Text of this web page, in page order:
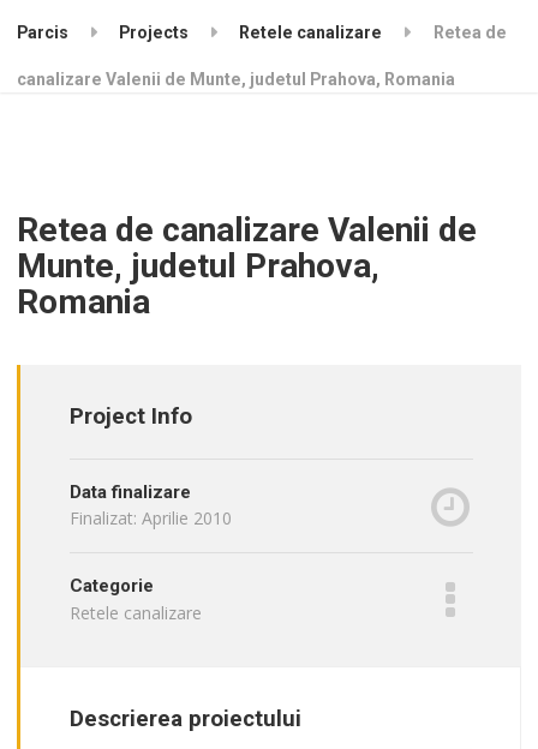
Parcis Projects Retele canalizare Retea de
canalizare Valenii de Munte, judetul Prahova, Romania
Retea de canalizare Valenii de
Munte, judetul Prahova,
Romania
Project Info
Data finalizare
Finalizat: Aprilie 2010
Categorie
Retele canalizare
Descrierea proiectului